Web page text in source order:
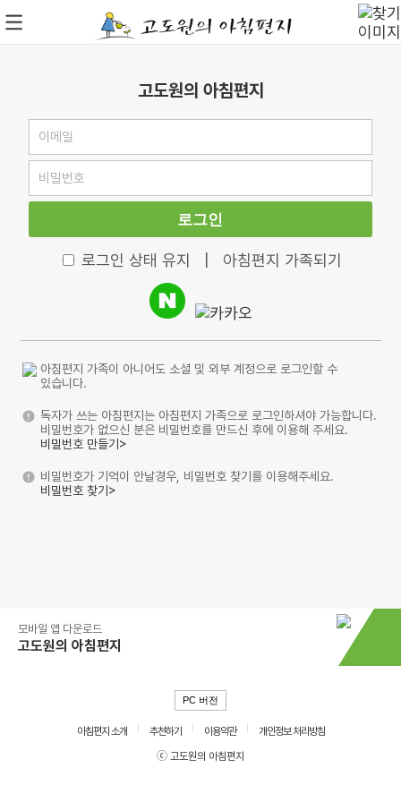
고도원의 아침편지
로그인
로그인 상태 유지 아침편지 가족되기
아침편지 가족이 아니어도 소셜 및 외부 계정으로 로그인할 수
있습니다.
독자가 쓰는 아침편지는 아침편지 가족으로 로그인하셔야 가능합니다.
비밀번호가 없으신 분은 비밀번호를 만드신 후에 이용해 주세요.
비밀번호 만들기>
비밀번호가 기억이 안날경우, 비밀번호 찾기를 이용해주세요.
비밀번호 찾기>
모바일 앱 다운로드
고도원의 아침편지
PC 버전
아침편지 소개 추천하기 이용약관
개인정보 처리방침
ⓒ 고도원의 아침편지